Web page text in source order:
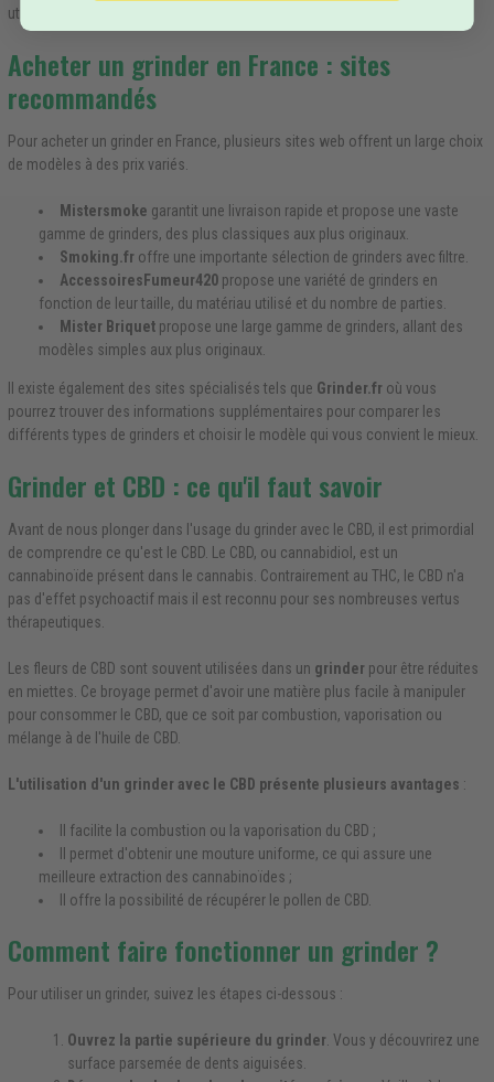
utilisation optimale.
Acheter un grinder en France : sites
recommandés
Pour acheter un grinder en France, plusieurs sites web offrent un large choix
de modèles à des prix variés.
Mistersmoke garantit une livraison rapide et propose une vaste
gamme de grinders, des plus classiques aux plus originaux.
Smoking.fr offre une importante sélection de grinders avec filtre.
AccessoiresFumeur420propose une variété de grinders en
fonction de leur taille, du matériau utilisé et du nombre de parties.
Mister Briquetpropose une large gamme de grinders, allant des
modèles simples aux plus originaux.
Il existe également des sites spécialisés tels que Grinder.fr où vous
pourrez trouver des informations supplémentaires pour comparer les
différents types de grinders et choisir le modèle qui vous convient le mieux.
Grinder et CBD : ce qu'il faut savoir
Avant de nous plonger dans l'usage du grinder avec le CBD, il est primordial
de comprendre ce qu'est le CBD. Le CBD, ou cannabidiol, est un
cannabinoïde présent dans le cannabis. Contrairement au THC, le CBD n'a
pas d'effet psychoactif mais il est reconnu pour ses nombreuses vertus
thérapeutiques.
Les fleurs de CBD sont souvent utilisées dans un grinder pour être réduites
en miettes. Ce broyage permet d'avoir une matière plus facile à manipuler
pour consommer le CBD, que ce soit par combustion, vaporisation ou
mélange à de l'huile de CBD.
L'utilisation d'un grinder avec le CBD présente plusieurs avantages :
Il facilite la combustion ou la vaporisation du CBD ;
Il permet d'obtenir une mouture uniforme, ce qui assure une
meilleure extraction des cannabinoïdes ;
Il offre la possibilité de récupérer le pollen de CBD.
Comment faire fonctionner un grinder ?
Pour utiliser un grinder, suivez les étapes ci-dessous :
Ouvrez la partie supérieure du grinder . Vous y découvrirez une
surface parsemée de dents aiguisées.